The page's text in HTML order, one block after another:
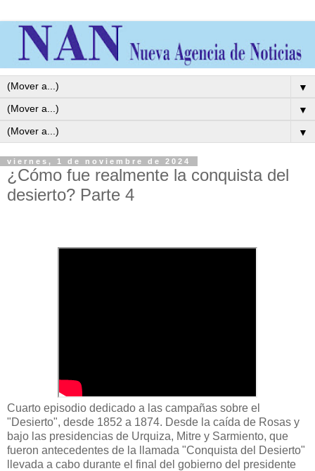
▼
▼
▼
viernes, 1 de noviembre de 2024
¿Cómo fue realmente la conquista del
desierto? Parte 4
Cuarto episodio dedicado a las campañas sobre el
"Desierto", desde 1852 a 1874. Desde la caída de Rosas y
bajo las presidencias de Urquiza, Mitre y Sarmiento, que
fueron antecedentes de la llamada "Conquista del Desierto"
llevada a cabo durante el final del gobierno del presidente